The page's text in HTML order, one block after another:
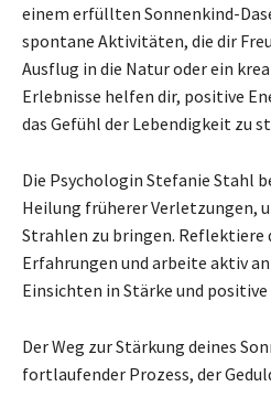
einem erfüllten Sonnenkind-
spontane Aktivitäten, die dir
Ausflug in die Natur oder ein
Erlebnisse helfen dir, positive
das Gefühl der Lebendigkeit zu
Die Psychologin Stefanie Stahl
Heilung früherer Verletzungen,
Strahlen zu bringen. Reflektiere
Erfahrungen und arbeite aktiv
Einsichten in Stärke und positive
Der Weg zur Stärkung deines
fortlaufender Prozess, der